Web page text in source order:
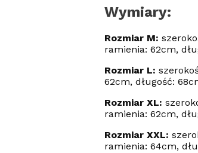
Wymiary:
Rozmiar M:
ramienia: 62cm,
Rozmiar L:
62cm, długość:
Rozmiar XL:
ramienia: 62cm,
Rozmiar XXL:
ramienia: 64cm,